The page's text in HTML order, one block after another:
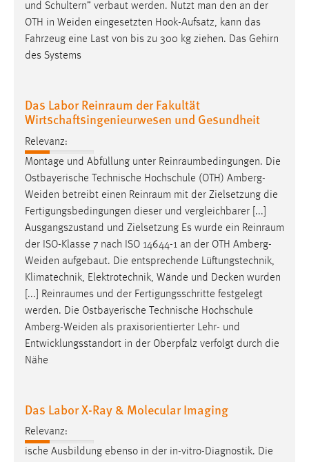
und Schultern” verbaut werden. Nutzt man den an der
OTH in Weiden eingesetzten Hook-Aufsatz, kann das
Fahrzeug eine Last von bis zu 300 kg ziehen. Das Gehirn
des Systems
Das Labor Reinraum der Fakultät
Wirtschaftsingenieurwesen und Gesundheit
Relevanz:
Montage und Abfüllung unter Reinraumbedingungen. Die
Ostbayerische Technische Hochschule (OTH) Amberg-
Weiden betreibt einen Reinraum mit der Zielsetzung die
Fertigungsbedingungen dieser und vergleichbarer [...]
Ausgangszustand und Zielsetzung Es wurde ein Reinraum
der ISO-Klasse 7 nach ISO 14644-1 an der OTH Amberg-
Weiden aufgebaut. Die entsprechende Lüftungstechnik,
Klimatechnik, Elektrotechnik, Wände und Decken wurden
[...] Reinraumes und der Fertigungsschritte festgelegt
werden. Die Ostbayerische Technische Hochschule
Amberg-Weiden als praxisorientierter Lehr- und
Entwicklungsstandort in der Oberpfalz verfolgt durch die
Nähe
Das Labor X-Ray & Molecular Imaging
Relevanz:
ische Ausbildung ebenso in der in-vitro-Diagnostik. Die